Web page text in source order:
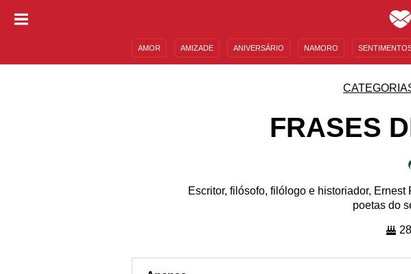
AMOR AMIZADE ANIVERSÁRIO NAMORO
FRASES
Escritor, filósofo, filólogo e historiador,
poetas do